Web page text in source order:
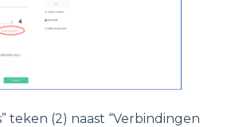
teken (2) naast “Verbindingen